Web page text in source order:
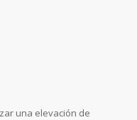
una elevación de